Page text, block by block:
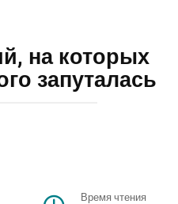
на которых
запуталась
Время чтения